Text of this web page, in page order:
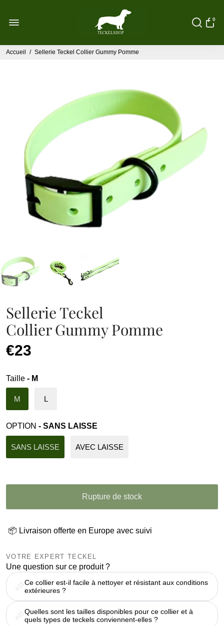
0
Accueil / Sellerie Teckel Collier Gummy Pomme
Sellerie Teckel
Collier Gummy Pomme
€23
Taille - M
M L
OPTION - SANS LAISSE
SANS LAISSE AVEC LAISSE
Rupture de stock
📦 Livraison offerte en Europe avec suivi
VOTRE EXPERT TECKEL
Une question sur ce produit ?
Ce collier est-il facile à nettoyer et résistant aux conditions
extérieures ?
Quelles sont les tailles disponibles pour ce collier et à
quels types de teckels conviennent-elles ?